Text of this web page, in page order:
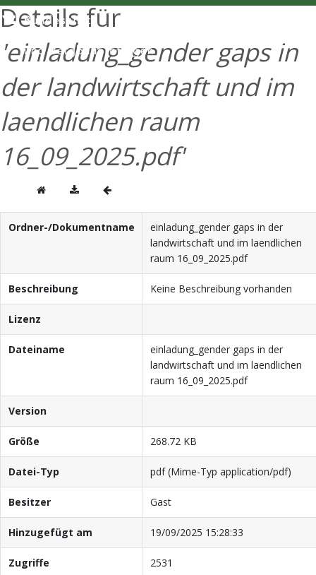
Details für
'einladung_gender gaps in
der landwirtschaft und im
laendlichen raum
16_09_2025.pdf'
Ordner-/Dokumentname
einladung_gender gaps in der
landwirtschaft und im laendlichen
raum 16_09_2025.pdf
Beschreibung Keine Beschreibung vorhanden
Lizenz
Dateiname
einladung_gender gaps in der
landwirtschaft und im laendlichen
raum 16_09_2025.pdf
Version
Größe 268.72 KB
Datei-Typ pdf (Mime-Typ application/pdf)
Besitzer Gast
Hinzugefügt am 19/09/2025 15:28:33
Zugriffe 2531